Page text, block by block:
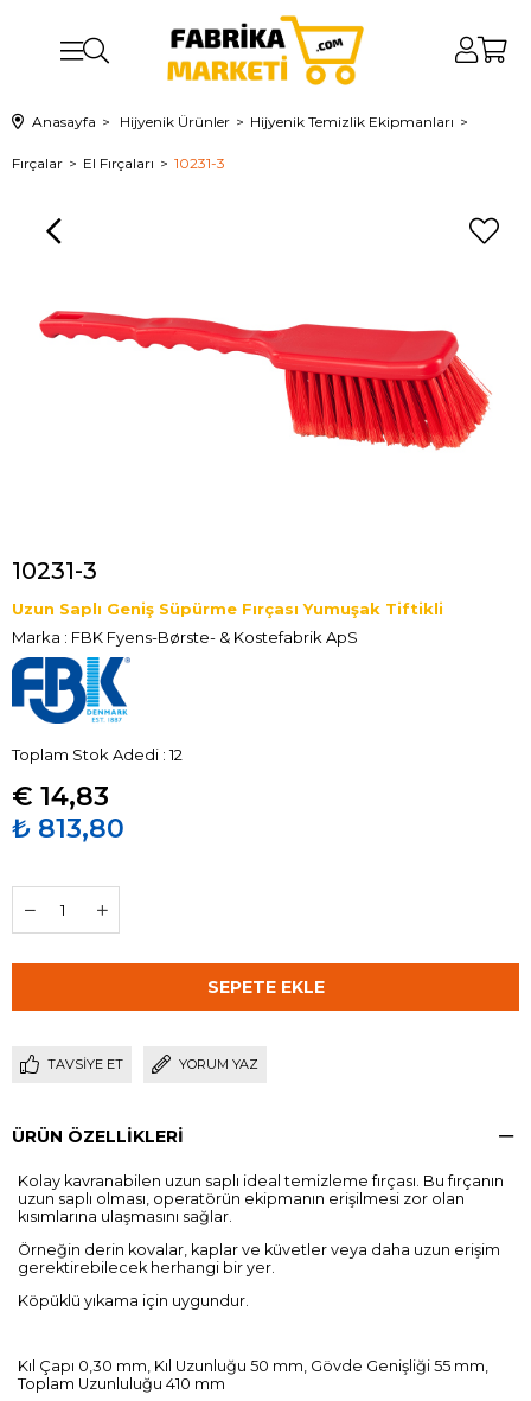
Anasayfa Hijyenik Ürünler Hijyenik Temizlik Ekipmanları
Fırçalar El Fırçaları 10231-3
10231-3
Uzun Saplı Geniş Süpürme Fırçası Yumuşak Tiftikli
Marka : FBK Fyens-Børste- & Kostefabrik ApS
Toplam Stok Adedi : 12
€ 14,83
₺ 813,80
TAVSIYE ET YORUM YAZ
ÜRÜN ÖZELLIKLERI
Kolay kavranabilen uzun saplı ideal temizleme fırçası. Bu fırçanın
uzun saplı olması, operatörün ekipmanın erişilmesi zor olan
kısımlarına ulaşmasını sağlar.
Örneğin derin kovalar, kaplar ve küvetler veya daha uzun erişim
gerektirebilecek herhangi bir yer.
Köpüklü yıkama için uygundur.
Kıl Çapı 0,30 mm, Kıl Uzunluğu 50 mm, Gövde Genişliği 55 mm,
Toplam Uzunluluğu 410 mm